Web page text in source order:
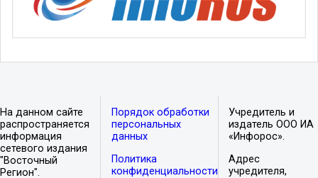
На данном сайте
распространяется
информация
сетевого издания
"Восточный
Регион".
Порядок обработки
персональных
данных
Политика
конфиденциальности
Учредитель и
издатель ООО ИА
«Инфорос».
Адрес
учредителя,